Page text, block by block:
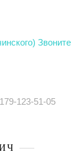
Звоните
123-51-05